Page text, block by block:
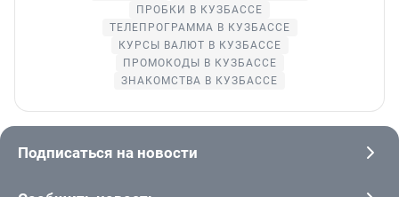
ПРОБКИ В КУЗБАССЕ
ТЕЛЕПРОГРАММА В КУЗБАССЕ
КУРСЫ ВАЛЮТ В КУЗБАССЕ
ПРОМОКОДЫ В КУЗБАССЕ
ЗНАКОМСТВА В КУЗБАССЕ
Подписаться на новости